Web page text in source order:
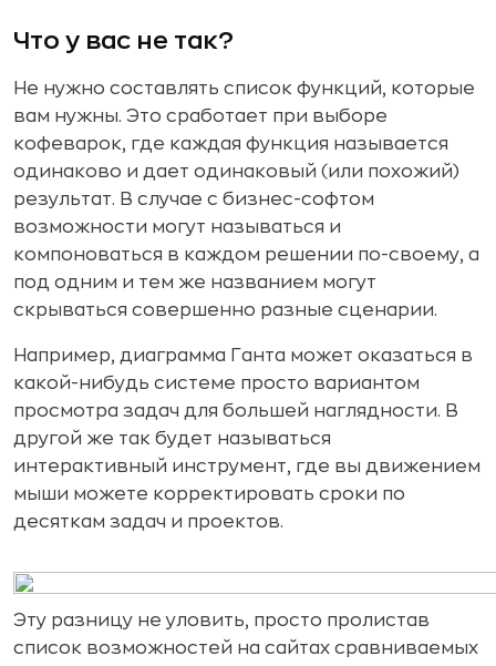
Что у вас не так?
Не нужно составлять список функций, которые
вам нужны. Это сработает при выборе
кофеварок, где каждая функция называется
одинаково и дает одинаковый (или похожий)
результат. В случае с бизнес-софтом
возможности могут называться и
компоноваться в каждом решении по-своему, а
под одним и тем же названием могут
скрываться совершенно разные сценарии.
Например, диаграмма Ганта может оказаться в
какой-нибудь системе просто вариантом
просмотра задач для большей наглядности. В
другой же так будет называться
интерактивный инструмент, где вы движением
мыши можете корректировать сроки по
десяткам задач и проектов.
Эту разницу не уловить, просто пролистав
список возможностей на сайтах сравниваемых